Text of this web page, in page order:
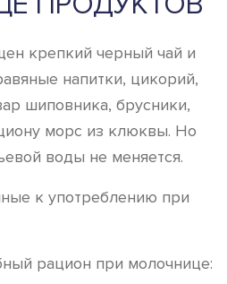
крепкий черный чай и
напитки, цикорий,
шиповника, брусники,
морс из клюквы. Но
воды не меняется.
рацион при молочнице: